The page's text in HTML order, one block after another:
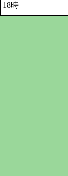
18時